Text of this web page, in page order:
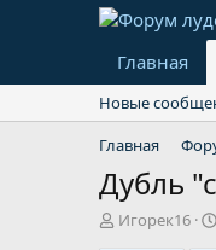
Главная
Новые
Главная
Дубль
А
Игорек16